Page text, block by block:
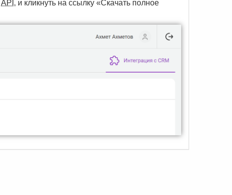
API , и кликнуть на ссылку «Скачать полное